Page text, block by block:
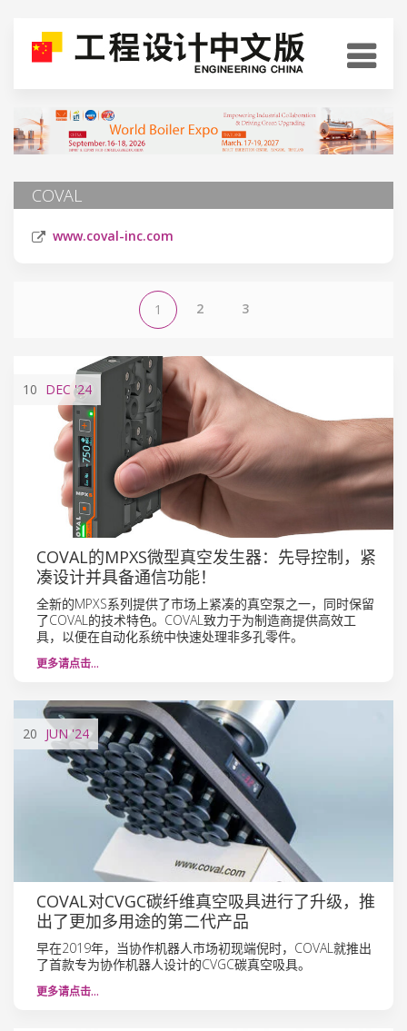
COVAL
www.coval-inc.com
1 2 3
10 DEC '24
COVAL的MPXS微型真空发生器：先导控制，紧
凑设计并具备通信功能！
全新的MPXS系列提供了市场上紧凑的真空泵之一，同时保留
了COVAL的技术特色。COVAL致力于为制造商提供高效工
具，以便在自动化系统中快速处理非多孔零件。
更多请点击…
20 JUN'24
COVAL对CVGC碳纤维真空吸具进行了升级，推
出了更加多用途的第二代产品
早在2019年，当协作机器人市场初现端倪时，COVAL就推出
了首款专为协作机器人设计的CVGC碳真空吸具。
更多请点击…